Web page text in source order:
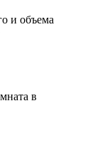
и объема
в